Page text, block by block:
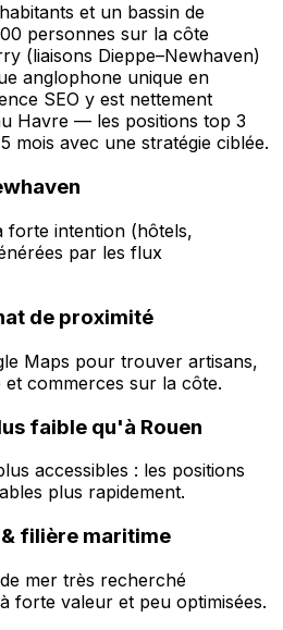
et un bassin de
personnes sur la côte
(liaisons Dieppe–Newhaven)
anglophone unique en
SEO y est nettement
Havre — les positions top 3
mois avec une stratégie ciblée.
forte intention (hôtels,
par les flux
de proximité
Maps pour trouver artisans,
commerces sur la côte.
faible qu'à Rouen
accessibles : les positions
plus rapidement.
filière maritime
mer très recherché
forte valeur et peu optimisées.